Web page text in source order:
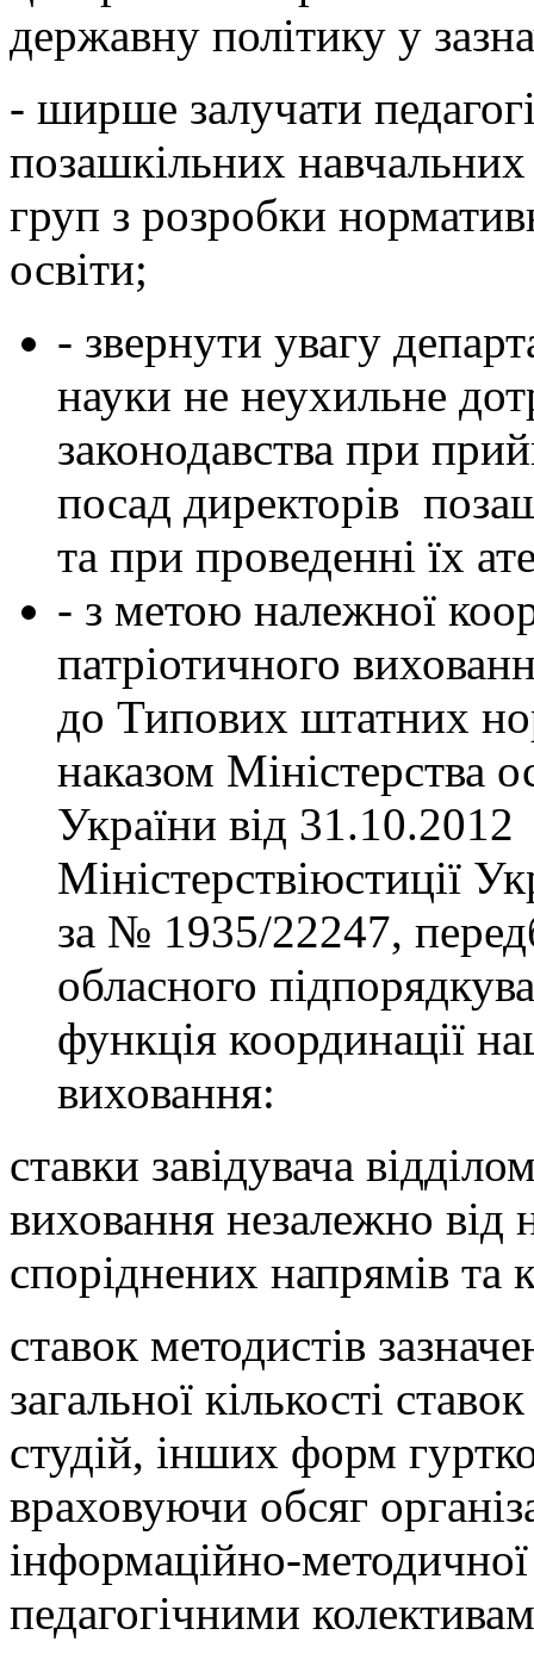
державну політику у
- ширше залучати
позашкільних
груп з розробки
освіти;
- звернути увагу
науки не неухильне
законодавства при
посад директорів
та при проведенні їх
- з метою належної
патріотичного
до Типових штатних
наказом Міністерства
України від
Міністерствіюстиції
за № 1935/22247,
обласного
функція координації
виховання:
ставки завідувача
виховання незалежно від
споріднених напрямів та
ставок методистів
загальної кількості
студій, інших форм
враховуючи обсяг
інформаційно-
педагогічними